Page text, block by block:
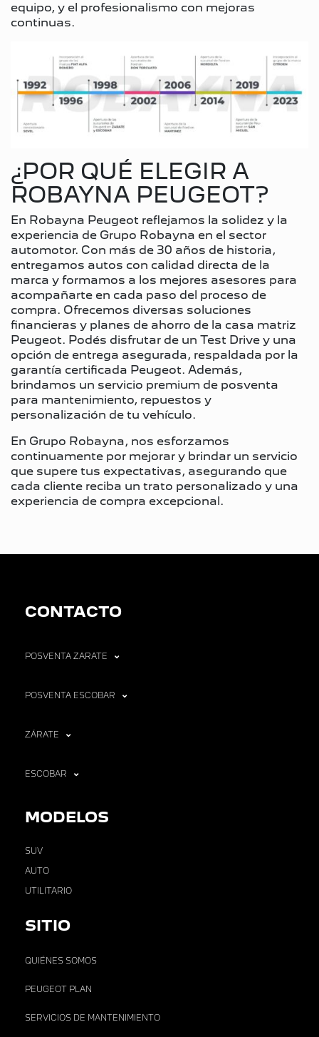
equipo, y el profesionalismo con mejoras
continuas.
¿POR QUÉ ELEGIR A
ROBAYNA PEUGEOT?
En Robayna Peugeot reflejamos la solidez y la
experiencia de Grupo Robayna en el sector
automotor. Con más de 30 años de historia,
entregamos autos con calidad directa de la
marca y formamos a los mejores asesores para
acompañarte en cada paso del proceso de
compra. Ofrecemos diversas soluciones
financieras y planes de ahorro de la casa matriz
Peugeot. Podés disfrutar de un Test Drive y una
opción de entrega asegurada, respaldada por la
garantía certificada Peugeot. Además,
brindamos un servicio premium de posventa
para mantenimiento, repuestos y
personalización de tu vehículo.
En Grupo Robayna, nos esforzamos
continuamente por mejorar y brindar un servicio
que supere tus expectativas, asegurando que
cada cliente reciba un trato personalizado y una
experiencia de compra excepcional.
CONTACTO
POSVENTA ZARATE
POSVENTA ESCOBAR
ZÁRATE
ESCOBAR
MODELOS
SUV
AUTO
UTILITARIO
SITIO
QUIÉNES SOMOS
PEUGEOT PLAN
SERVICIOS DE MANTENIMIENTO